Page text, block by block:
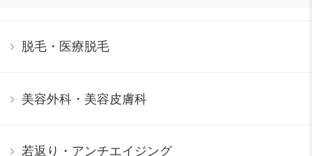
脱毛・医療脱毛
美容外科・美容皮膚科
若返り・アンチエイジング